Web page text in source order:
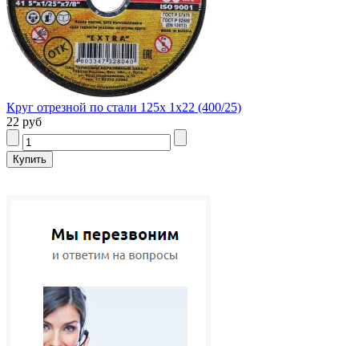
Круг отрезной по стали 125х 1х22 (400/25)
22 руб